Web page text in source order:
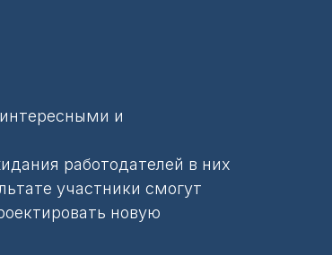
и
работодателей в них
участники смогут
новую